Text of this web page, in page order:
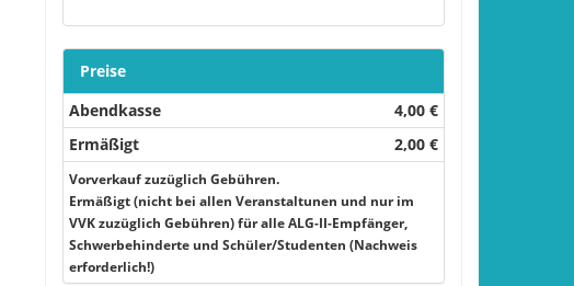
Preise
Abendkasse
4,00 €
Ermäßigt
2,00 €
Vorverkauf zuzüglich Gebühren.
Ermäßigt (nicht bei allen Veranstaltunen und nur im
VVK zuzüglich Gebühren) für alle ALG-II-Empfänger,
Schwerbehinderte und Schüler/Studenten (Nachweis
erforderlich!)